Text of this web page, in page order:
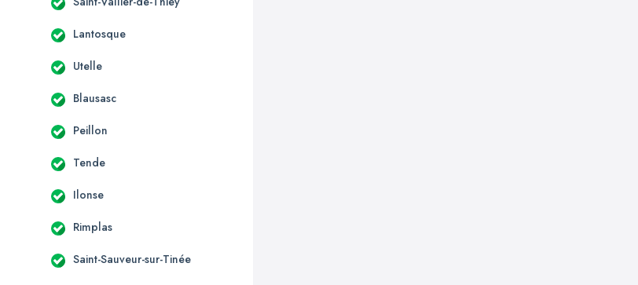
Lantosque
Utelle
Blausasc
Peillon
Tende
Ilonse
Rimplas
Saint-Sauveur-sur-Tinée